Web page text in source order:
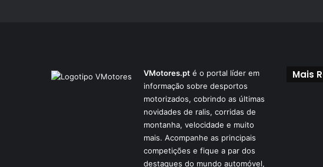
VMotores.pt é o portal líder em
informação sobre desportos
motorizados, cobrindo as últimas
novidades de ralis, corridas de
montanha, velocidade e muito
mais. Acompanhe as principais
competições e fique a par dos
destaques do mundo automóvel,
Mais